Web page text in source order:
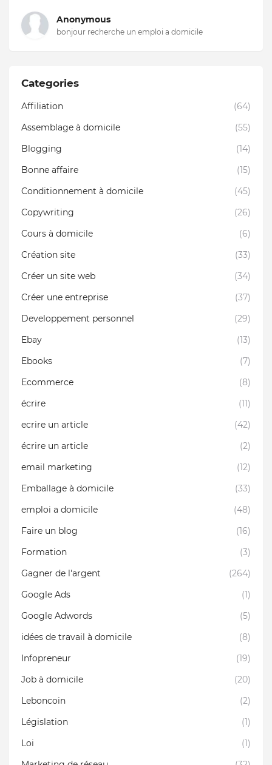
Anonymous
bonjour recherche un emploi a domicile
Categories
Affiliation
(64)
Assemblage à domicile
(55)
Blogging
(14)
Bonne affaire
(15)
Conditionnement à domicile
(45)
Copywriting
(26)
Cours à domicile
(6)
Création site
(33)
Créer un site web
(34)
Créer une entreprise
(37)
Developpement personnel
(29)
Ebay
(13)
Ebooks
(7)
Ecommerce
(8)
écrire
(11)
ecrire un article
(42)
écrire un article
(2)
email marketing
(12)
Emballage à domicile
(33)
emploi a domicile
(48)
Faire un blog
(16)
Formation
(3)
Gagner de l'argent
(264)
Google Ads
(1)
Google Adwords
(5)
idées de travail à domicile
(8)
Infopreneur
(19)
Job à domicile
(20)
Leboncoin
(2)
Législation
(1)
Loi
(1)